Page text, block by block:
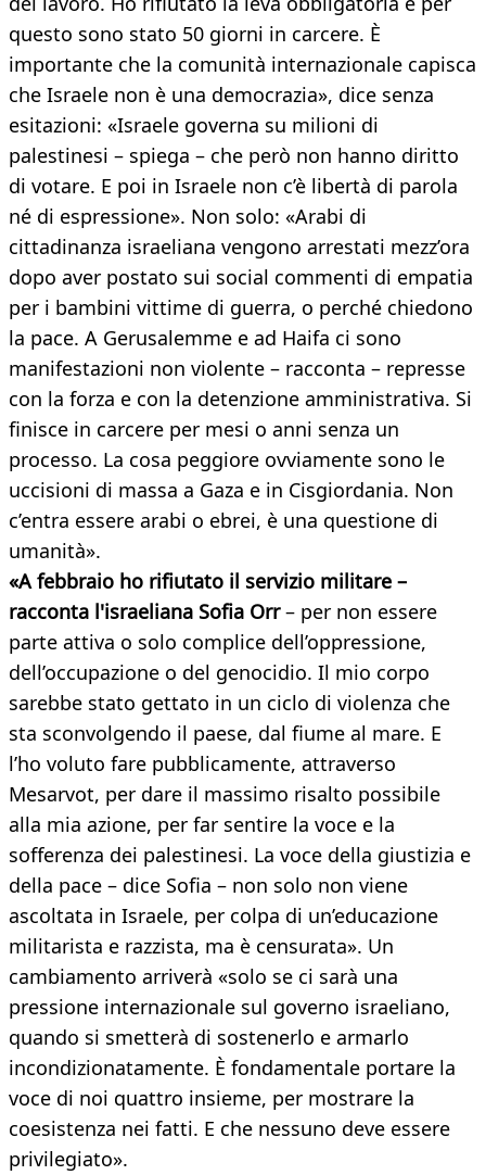
questo sono stato 50 giorni in carcere. È
importante che la comunità internazionale capisca
che Israele non è una democrazia», dice senza
esitazioni: «Israele governa su milioni di
palestinesi – spiega – che però non hanno diritto
di votare. E poi in Israele non c’è libertà di parola
né di espressione». Non solo: «Arabi di
cittadinanza israeliana vengono arrestati mezz’ora
dopo aver postato sui social commenti di empatia
per i bambini vittime di guerra, o perché chiedono
la pace. A Gerusalemme e ad Haifa ci sono
manifestazioni non violente – racconta – represse
con la forza e con la detenzione amministrativa. Si
finisce in carcere per mesi o anni senza un
processo. La cosa peggiore ovviamente sono le
uccisioni di massa a Gaza e in Cisgiordania. Non
c’entra essere arabi o ebrei, è una questione di
umanità».
«A febbraio ho rifiutato il servizio militare –
racconta l'israeliana Sofia Orr– per non essere
parte attiva o solo complice dell’oppressione,
dell’occupazione o del genocidio. Il mio corpo
sarebbe stato gettato in un ciclo di violenza che
sta sconvolgendo il paese, dal fiume al mare. E
l’ho voluto fare pubblicamente, attraverso
Mesarvot, per dare il massimo risalto possibile
alla mia azione, per far sentire la voce e la
sofferenza dei palestinesi. La voce della giustizia e
della pace – dice Sofia – non solo non viene
ascoltata in Israele, per colpa di un’educazione
militarista e razzista, ma è censurata». Un
cambiamento arriverà «solo se ci sarà una
pressione internazionale sul governo israeliano,
quando si smetterà di sostenerlo e armarlo
incondizionatamente. È fondamentale portare la
voce di noi quattro insieme, per mostrare la
coesistenza nei fatti. E che nessuno deve essere
privilegiato».